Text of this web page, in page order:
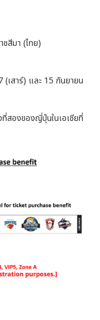
สีมา (ไทย)
(เสาร์) และ 15 กันยายน
สองของญี่ปุ่นในเอเชียที่